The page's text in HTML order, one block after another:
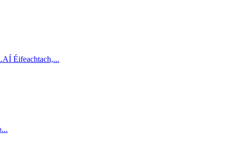
Éifeachtach,...